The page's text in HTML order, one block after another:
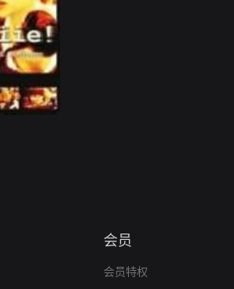
会员
会员特权